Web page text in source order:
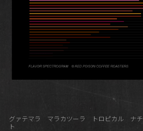
グァテマラ マラカツーラ トロピカル ナ
ト